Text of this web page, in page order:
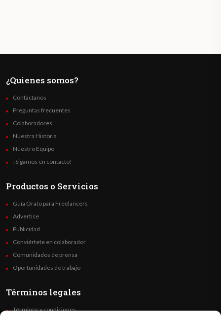
¿Quienes somos?
Contáctanos
Preguntas frecuentes
Colaboradores
Nuestra Historia
Nuestro Equipo
¡Sigamos en contacto!
Productos o Servicios
Guía Orato para Freelancers
Advertise
Publicidad
Conviértete en colaborador
Comunidados de prensa
Oportunidades de trabajo
Términos legales
Términos y condiciones